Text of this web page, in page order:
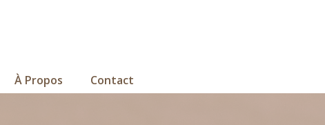
À Propos Contact